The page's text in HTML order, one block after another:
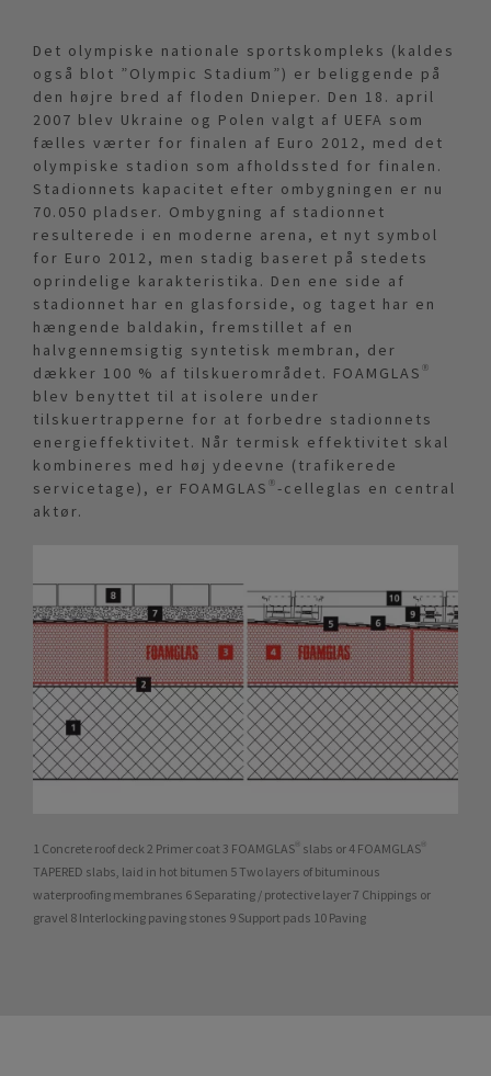
Det olympiske nationale sportskompleks (kaldes
også blot ”Olympic Stadium”) er beliggende på
den højre bred af floden Dnieper. Den 18. april
2007 blev Ukraine og Polen valgt af UEFA som
fælles værter for finalen af Euro 2012, med det
olympiske stadion som afholdssted for finalen.
Stadionnets kapacitet efter ombygningen er nu
70.050 pladser. Ombygning af stadionnet
resulterede i en moderne arena, et nyt symbol
for Euro 2012, men stadig baseret på stedets
oprindelige karakteristika. Den ene side af
stadionnet har en glasforside, og taget har en
hængende baldakin, fremstillet af en
halvgennemsigtig syntetisk membran, der
dækker 100 % af tilskuerområdet. FOAMGLAS®
blev benyttet til at isolere under
tilskuertrapperne for at forbedre stadionnets
energieffektivitet. Når termisk effektivitet skal
kombineres med høj ydeevne (trafikerede
servicetage), er FOAMGLAS®-celleglas en central
aktør.
1 Concrete roof deck 2 Primer coat 3 FOAMGLAS® slabs or 4 FOAMGLAS®
TAPERED slabs, laid in hot bitumen 5 Two layers of bituminous
waterproofing membranes 6 Separating / protective layer 7 Chippings or
gravel 8 Interlocking paving stones 9 Support pads 10 Paving